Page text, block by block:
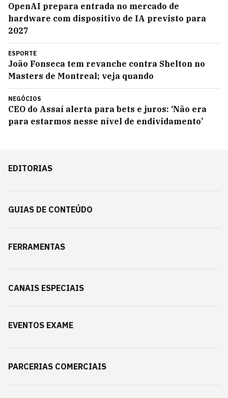
OpenAI prepara entrada no mercado de
hardware com dispositivo de IA previsto para
2027
ESPORTE
João Fonseca tem revanche contra Shelton no
Masters de Montreal; veja quando
NEGÓCIOS
CEO do Assaí alerta para bets e juros: ‘Não era
para estarmos nesse nível de endividamento’
EDITORIAS
GUIAS DE CONTEÚDO
FERRAMENTAS
CANAIS ESPECIAIS
EVENTOS EXAME
PARCERIAS COMERCIAIS